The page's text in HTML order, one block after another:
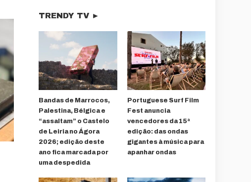
TRENDY TV ►
Bandas de Marrocos,
Palestina, Bélgica e
“assaltam” o Castelo
de Leiria no Ágora
2026; edição deste
ano fica marcada por
uma despedida
Portuguese Surf Film
Fest anuncia
vencedores da 15ª
edição: das ondas
gigantes à música para
apanhar ondas